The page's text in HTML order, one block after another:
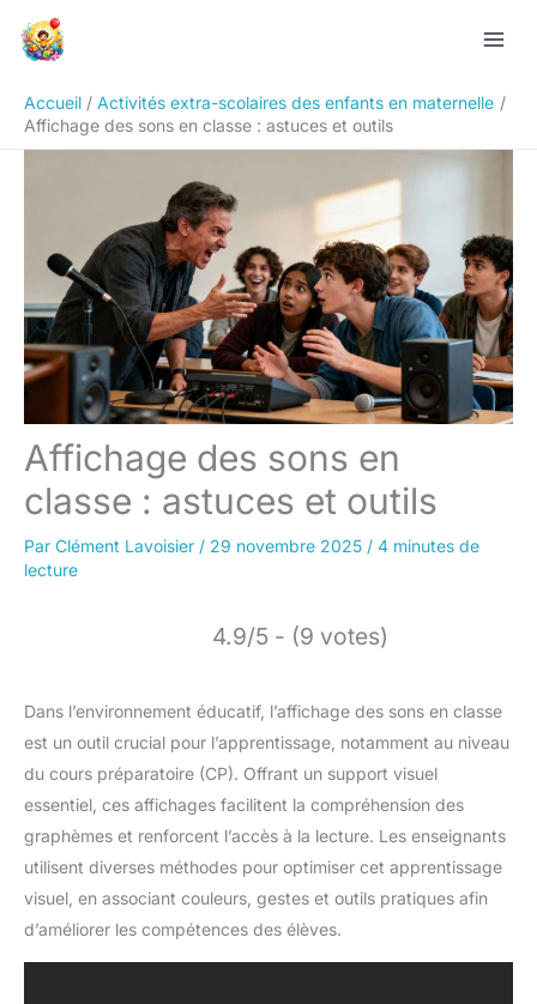
Accueil
Activités extra-scolaires des enfants en maternelle
Affichage des sons en classe : astuces et outils
Affichage des sons en
classe : astuces et outils
Par Clément Lavoisier / 29 novembre 2025 / 4 minutes de
lecture
4.9/5 - (9 votes)
Dans l’environnement éducatif, l’affichage des sons en classe
est un outil crucial pour l’apprentissage, notamment au niveau
du cours préparatoire (CP). Offrant un support visuel
essentiel, ces affichages facilitent la compréhension des
graphèmes et renforcent l’accès à la lecture. Les enseignants
utilisent diverses méthodes pour optimiser cet apprentissage
visuel, en associant couleurs, gestes et outils pratiques afin
d’améliorer les compétences des élèves.
Rechercher